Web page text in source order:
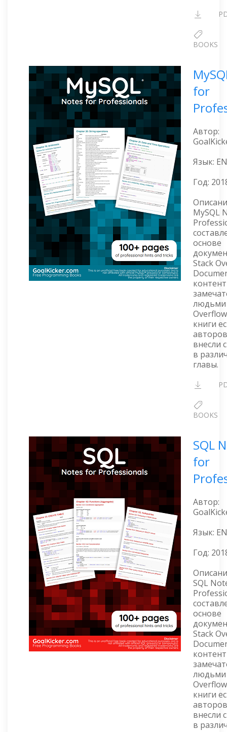
BOOKS
for
Автор:
Язык: EN
Год:
MySQL
основе
Stack
людьми
книги
внесли
в
главы.
BOOKS
SQL
for
Автор:
Язык: EN
Год:
SQL
основе
Stack
людьми
книги
внесли
в